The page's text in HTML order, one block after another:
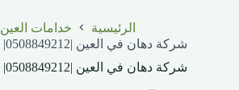
الرئيسية
خدامات العين
شركة دهان في العين |0508849212| شركة دهانات
شركة دهان في العين |0508849212| شركة دهانات